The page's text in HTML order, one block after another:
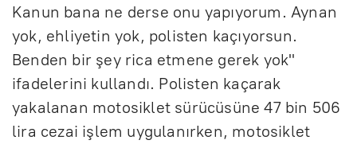
Kanun bana ne derse onu yapıyorum. Aynan
yok, ehliyetin yok, polisten kaçıyorsun.
Benden bir şey rica etmene gerek yok"
ifadelerini kullandı. Polisten kaçarak
yakalanan motosiklet sürücüsüne 47 bin 506
lira cezai işlem uygulanırken, motosiklet